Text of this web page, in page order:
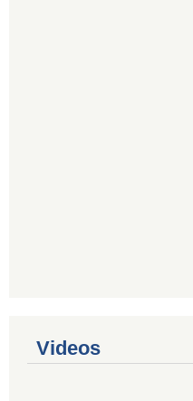
Videos